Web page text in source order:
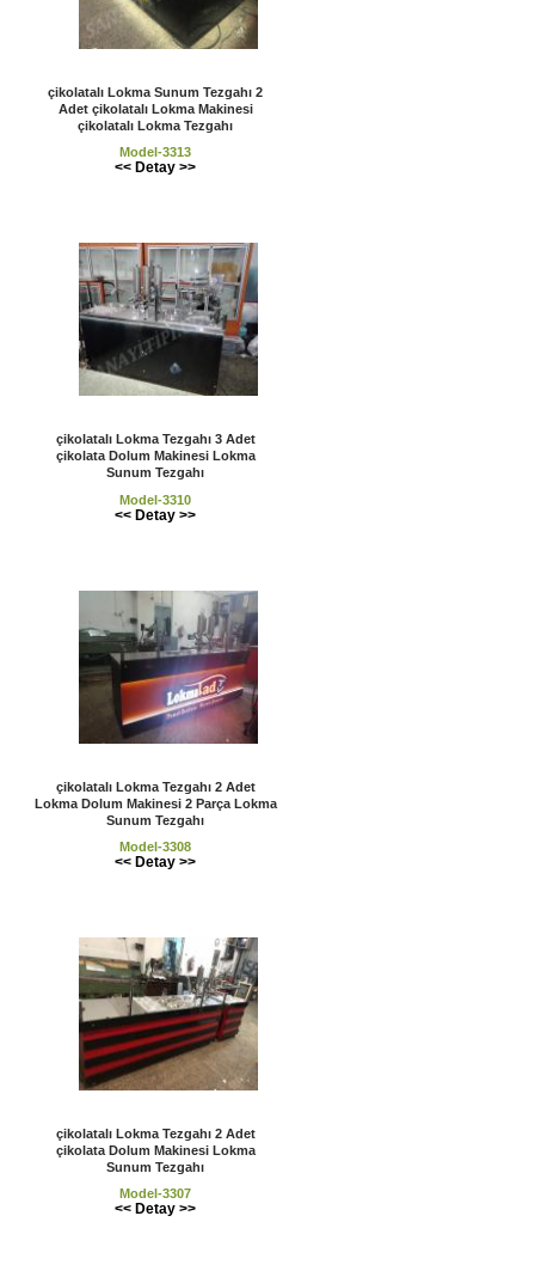
çikolatalı Lokma Sunum Tezgahı 2
Adet çikolatalı Lokma Makinesi
çikolatalı Lokma Tezgahı
Model-3313
<< Detay >>
çikolatalı Lokma Tezgahı 3 Adet
çikolata Dolum Makinesi Lokma
Sunum Tezgahı
Model-3310
<< Detay >>
çikolatalı Lokma Tezgahı 2 Adet
Lokma Dolum Makinesi 2 Parça Lokma
Sunum Tezgahı
Model-3308
<< Detay >>
çikolatalı Lokma Tezgahı 2 Adet
çikolata Dolum Makinesi Lokma
Sunum Tezgahı
Model-3307
<< Detay >>